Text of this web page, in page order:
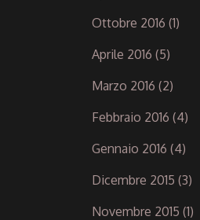
Ottobre 2016 (1)
Aprile 2016 (5)
Marzo 2016 (2)
Febbraio 2016 (4)
Gennaio 2016 (4)
Dicembre 2015 (3)
Novembre 2015 (1)